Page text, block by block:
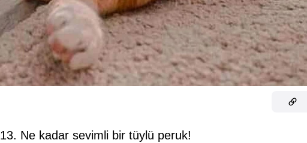
13. Ne kadar sevimli bir tüylü peruk!